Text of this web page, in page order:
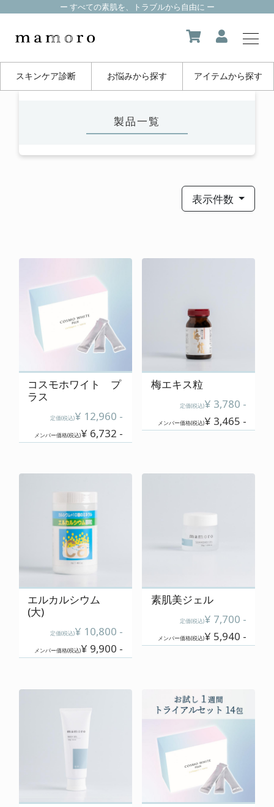
ー すべての素肌を、トラブルから自由に ー
スキンケア診断 お悩みから探す アイテムから探す
about us
FAQ
cart
カートの中を見る
お問い合わせ
salon
メンバー登録案内
ご使用上の注意
特定商取引に関する表記
プライバシーポリシー
定休日 : 毎週 日・月・祝
製品一覧
表示件数
コスモホワイト プ
ラス
定価(税込)¥ 12,960 -
メンバー価格(税込)¥ 6,732 -
梅エキス粒
定価(税込)¥ 3,780 -
メンバー価格(税込)¥ 3,465 -
エルカルシウム
(大)
定価(税込)¥ 10,800 -
メンバー価格(税込)¥ 9,900 -
素肌美ジェル
定価(税込)¥ 7,700 -
メンバー価格(税込)¥ 5,940 -